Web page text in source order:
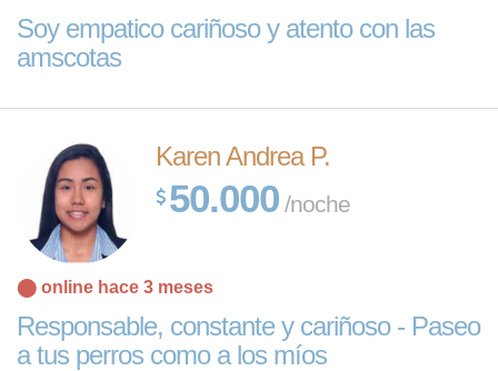
Soy empatico cariñoso y atento con las
amscotas
Karen Andrea P.
50.000 /noche
⬤ online hace 3 meses
Responsable, constante y cariñoso - Paseo
a tus perros como a los míos